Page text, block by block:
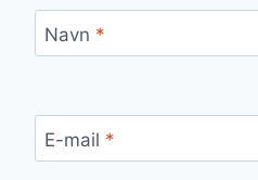
Navn *
E-mail *